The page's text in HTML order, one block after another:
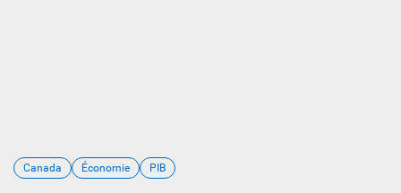
Canada Économie PIB